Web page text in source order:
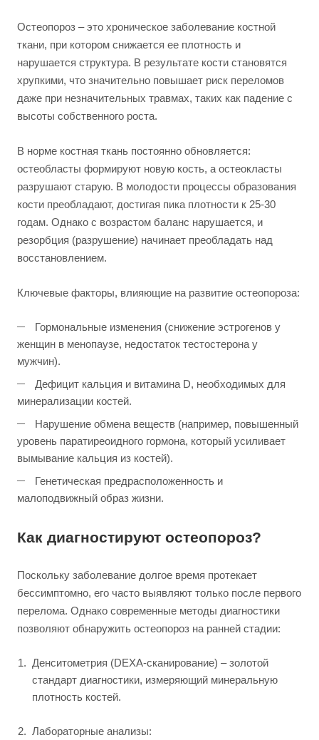
Остеопороз – это хроническое заболевание костной
ткани, при котором снижается ее плотность и
нарушается структура. В результате кости становятся
хрупкими, что значительно повышает риск переломов
даже при незначительных травмах, таких как падение с
высоты собственного роста.
В норме костная ткань постоянно обновляется:
остеобласты формируют новую кость, а остеокласты
разрушают старую. В молодости процессы образования
кости преобладают, достигая пика плотности к 25-30
годам. Однако с возрастом баланс нарушается, и
резорбция (разрушение) начинает преобладать над
восстановлением.
Ключевые факторы, влияющие на развитие остеопороза:
Гормональные изменения (снижение эстрогенов у
женщин в менопаузе, недостаток тестостерона у
мужчин).
Дефицит кальция и витамина D, необходимых для
минерализации костей.
Нарушение обмена веществ (например, повышенный
уровень паратиреоидного гормона, который усиливает
вымывание кальция из костей).
Генетическая предрасположенность и
малоподвижный образ жизни.
Как диагностируют остеопороз?
Поскольку заболевание долгое время протекает
бессимптомно, его часто выявляют только после первого
перелома. Однако современные методы диагностики
позволяют обнаружить остеопороз на ранней стадии:
Денситометрия (DEXA-сканирование) – золотой
стандарт диагностики, измеряющий минеральную
плотность костей.
Лабораторные анализы: